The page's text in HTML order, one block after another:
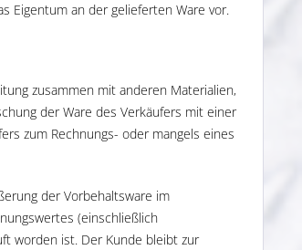
Eigentum an der gelieferten Ware vor.
zusammen mit anderen Materialien,
der Ware des Verkäufers mit einer
zum Rechnungs- oder mangels eines
der Vorbehaltsware im
(einschließlich
worden ist. Der Kunde bleibt zur